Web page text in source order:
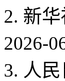
2. 新
2026-
3. 人